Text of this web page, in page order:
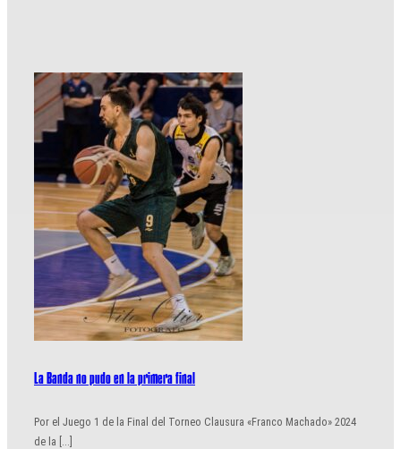
La Banda no pudo en la primera final
Por el Juego 1 de la Final del Torneo Clausura «Franco Machado» 2024
de la [...]